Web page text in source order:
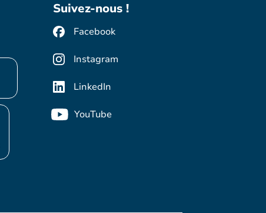
Suivez-nous !
Facebook
Instagram
LinkedIn
YouTube